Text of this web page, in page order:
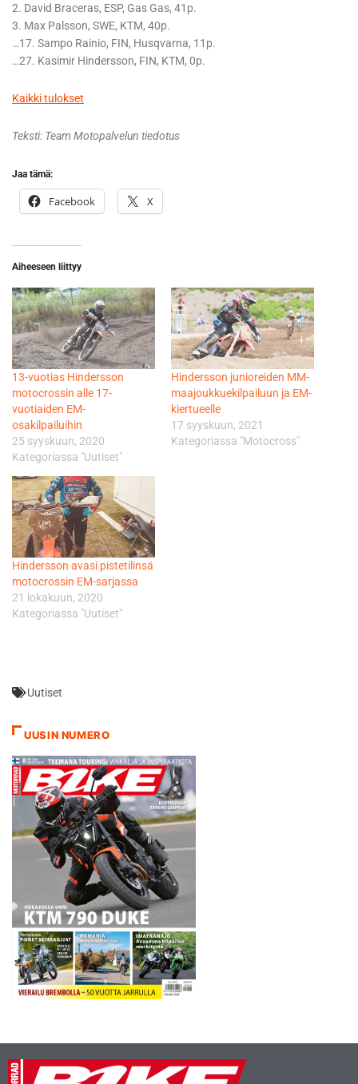
2. David Braceras, ESP, Gas Gas, 41p.
3. Max Palsson, SWE, KTM, 40p.
…17. Sampo Rainio, FIN, Husqvarna, 11p.
…27. Kasimir Hindersson, FIN, KTM, 0p.
Kaikki tulokset
Teksti: Team Motopalvelun tiedotus
Jaa tämä:
Facebook X
Aiheeseen liittyy
13-vuotias Hindersson
motocrossin alle 17-
vuotiaiden EM-
osakilpailuihin
25 syyskuun, 2020
Kategoriassa "Uutiset"
Hindersson junioreiden MM-
maajoukkuekilpailuun ja EM-
kiertueelle
17 syyskuun, 2021
Kategoriassa "Motocross"
Hindersson avasi pistetilinsä
motocrossin EM-sarjassa
21 lokakuun, 2020
Kategoriassa "Uutiset"
Uutiset
UUSIN NUMERO